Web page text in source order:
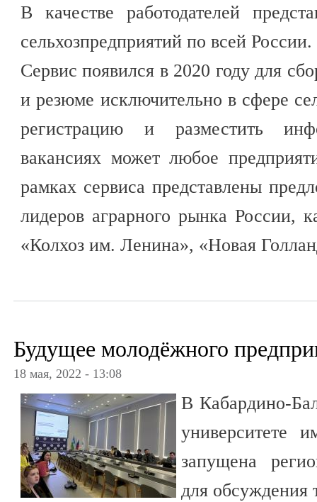
В качестве работодателей
сельхозпредприятий по всей России.
Сервис появился в 2020 году для
и резюме исключительно в сфере
регистрацию и разместить
вакансиях может любое
рамках сервиса представлены
лидеров аграрного рынка России,
«Колхоз им. Ленина», «Новая
Будущее молодёжного
18 мая, 2022 - 13:08
В Кабардино-
университете
запущена
для обсуждения